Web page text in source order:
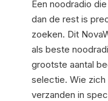
Een noodradio
dan de rest is
zoeken. Dit
als beste
grootste aantal
selectie. Wie
verzanden in